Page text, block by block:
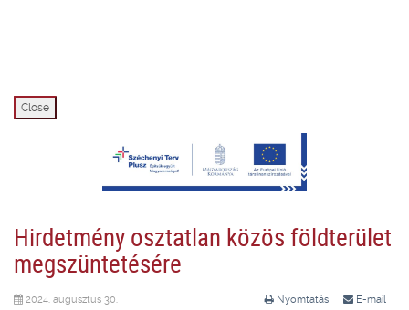
Close
Hirdetmény osztatlan közös földterület
megszüntetésére
Nyomtatás E-mail
2024. augusztus 30.